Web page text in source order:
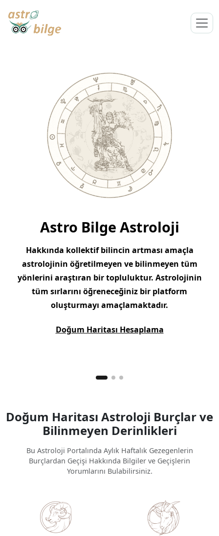
Astro Bilge - Astroloji
Astro Bilge Astroloji
Hakkında kollektif bilincin artması amaçla
astrolojinin öğretilmeyen ve bilinmeyen tüm
yönlerini araştıran bir topluluktur. Astrolojinin
tüm sırlarını öğreneceğiniz bir platform
oluşturmayı amaçlamaktadır.
Doğum Haritası Hesaplama
Doğum Haritası Astroloji Burçlar ve
Bilinmeyen Derinlikleri
Bu Astroloji Portalında Aylık Haftalık Gezegenlerin
Burçlardan Geçişi Hakkında Bilgiler ve Geçişlerin
Yorumlarını Bulabilirsiniz.